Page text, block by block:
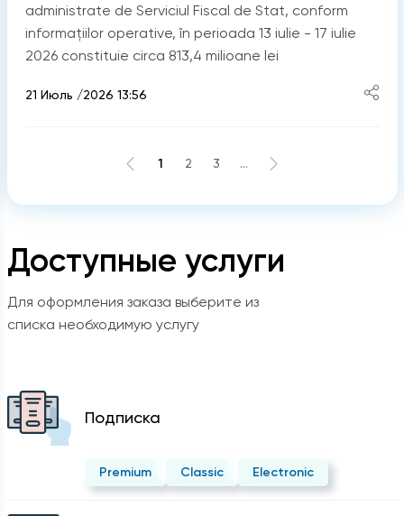
Доступные услуги
Для оформления заказа выберите из
списка необходимую услугу
Подписка
Premium Classic Electronic
administrate de Serviciul Fiscal de Stat, conform
informațiilor operative, în perioada 13 iulie - 17 iulie
2026 constituie circa 813,4 milioane lei
21 Июль /2026 13:56
1 2 3 ...